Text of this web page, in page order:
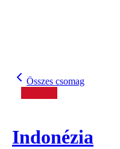
Összes csomag
Indonézia